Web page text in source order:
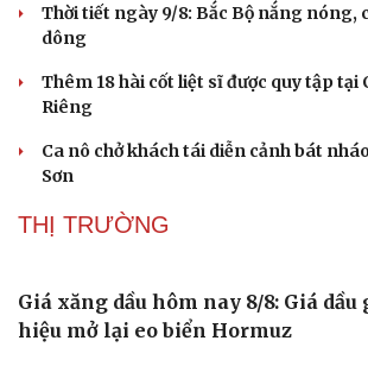
Thời tiết ngày 9/8: Bắc Bộ nắng nóng,
dông
Thêm 18 hài cốt liệt sĩ được quy tập tại
Riêng
Ca nô chở khách tái diễn cảnh bát
Sơn
THỊ TRƯỜNG